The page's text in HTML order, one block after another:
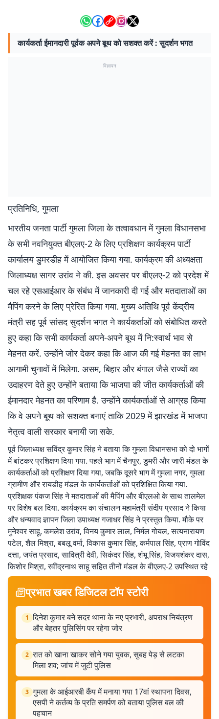
कार्यकर्ता ईमानदारी पूर्वक अपने बूथ को सशक्त करें : सुदर्शन भगत
विज्ञापन
प्रतिनिधि, गुमला
भारतीय जनता पार्टी गुमला जिला के तत्वावधान में गुमला विधानसभा
के सभी नवनियुक्त बीएलए-2 के लिए प्रशिक्षण कार्यक्रम पार्टी
कार्यालय डुमरडीह में आयोजित किया गया. कार्यक्रम की अध्यक्षता
जिलाध्यक्ष सागर उरांव ने की. इस अवसर पर बीएलए-2 को प्रदेश में
चल रहे एसआईआर के संबंध में जानकारी दी गई और मतदाताओं का
मैपिंग करने के लिए प्रेरित किया गया. मुख्य अतिथि पूर्व केंद्रीय
मंत्री सह पूर्व सांसद सुदर्शन भगत ने कार्यकर्ताओं को संबोधित करते
हुए कहा कि सभी कार्यकर्ता अपने-अपने बूथ में नि:स्वार्थ भाव से
मेहनत करें. उन्होंने जोर देकर कहा कि आज की गई मेहनत का लाभ
आगामी चुनावों में मिलेगा. असम, बिहार और बंगाल जैसे राज्यों का
उदाहरण देते हुए उन्होंने बताया कि भाजपा की जीत कार्यकर्ताओं की
ईमानदार मेहनत का परिणाम है. उन्होंने कार्यकर्ताओं से आग्रह किया
कि वे अपने बूथ को सशक्त बनाएं ताकि 2029 में झारखंड में भाजपा
नेतृत्व वाली सरकार बनायी जा सके.
पूर्व जिलाध्यक्ष सविंद्र कुमार सिंह ने बताया कि गुमला विधानसभा को दो भागों
में बांटकर प्रशिक्षण दिया गया. पहले भाग में चैनपुर, डुमरी और जारी मंडल के
कार्यकर्ताओं को प्रशिक्षण दिया गया, जबकि दूसरे भाग में गुमला नगर, गुमला
ग्रामीण और रायडीह मंडल के कार्यकर्ताओं को प्रशिक्षित किया गया.
प्रशिक्षक पंकज सिंह ने मतदाताओं की मैपिंग और बीएलओ के साथ तालमेल
पर विशेष बल दिया. कार्यक्रम का संचालन महामंत्री संदीप प्रसाद ने किया
और धन्यवाद ज्ञापन जिला उपाध्यक्ष गजाधर सिंह ने प्रस्तुत किया. मौके पर
मुनेश्वर साहू, कमलेश उरांव, विनय कुमार लाल, निर्मल गोयल, सत्यनारायण
पटेल, शैल मिश्रा, बबलू वर्मा, विकास कुमार सिंह, कर्मपाल सिंह, प्राण गोविंद
दत्ता, जयंत प्रसाद, सावित्री देवी, सिकंदर सिंह, शंभू सिंह, विजयशंकर दास,
किशोर मिश्रा, रवींद्रनाथ साहू सहित तीनों मंडल के बीएलए-2 उपस्थित रहे
प्रभात खबर डिजिटल टॉप स्टोरी
1 दिनेश कुमार बने सदर थाना के नए प्रभारी, अपराध नियंत्रण
और बेहतर पुलिसिंग पर रहेगा जोर
2 रात को खाना खाकर सोने गया युवक, सुबह पेड़ से लटका
मिला शव; जांच में जुटी पुलिस
3 गुमला के आईआरबी कैंप में मनाया गया 17वां स्थापना दिवस,
एसपी ने कर्तव्य के प्रति समर्पण को बताया पुलिस बल की
पहचान